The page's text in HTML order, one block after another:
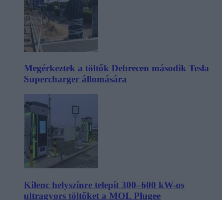
Megérkeztek a töltők Debrecen második Tesla
Supercharger állomására
Kilenc helyszínre telepít 300–600 kW-os
ultragyors töltőket a MOL Plugee